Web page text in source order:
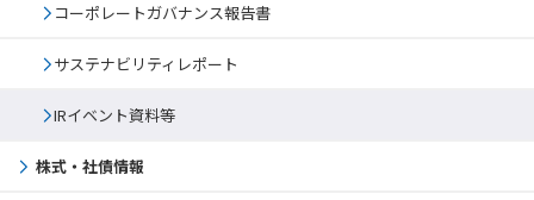
コーポレートガバナンス報告書
サステナビリティレポート
IRイベント資料等
株式・社債情報